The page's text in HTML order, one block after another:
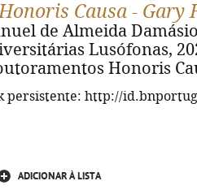
Honoris Causa - Gary
de Almeida
Lusófonas,
Honoris
persistente: http://
ADICIONAR À LISTA